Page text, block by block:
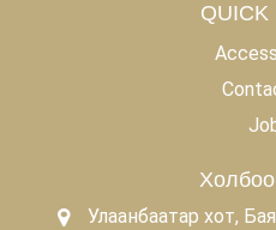
QUICK
Улаанбаатар хот,